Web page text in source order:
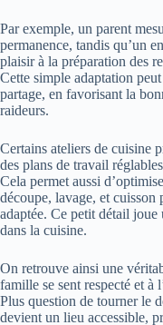
Par exemple, un parent
permanence, tandis qu’un
plaisir à la préparation des
Cette simple adaptation
partage, en favorisant la
raideurs.
Certains ateliers de cuisine
des plans de travail
Cela permet aussi
découpe, lavage, et cuisson
adaptée. Ce petit détail
dans la cuisine.
On retrouve ainsi une
famille se sent respecté et à
Plus question de tourner le
devient un lieu accessible,